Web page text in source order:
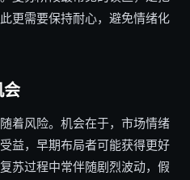
更需要保持耐心，避免情绪化
会
着风险。机会在于，市场情绪
益，早期布局者可能获得更好
苏过程中常伴随剧烈波动，假